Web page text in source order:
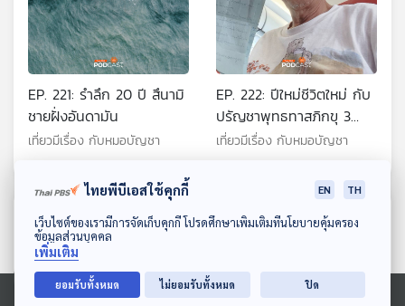
ดาวน์โหลด Thai PBS Podcast Application
EP. 221: รำลึก 20 ปี สึนามิ
ชายฝั่งอันดามัน
เที่ยวมีเรื่อง กับหมอบัญชา
EP. 222: ปีใหม่ชีวิตใหม่ กับ
ปรัญชาพุทธทาสภิกขุ 3
กรอบ 12 เครื่องราง
เที่ยวมีเรื่อง กับหมอบัญชา
ตอนที่เกี่ยวข้อง
ไทยพีบีเอสใช้คุกกี้ EN TH
เว็บไซต์ของเรามีการจัดเก็บคุกกี้ โปรดศึกษาเพิ่มเติมที่นโยบายคุ้มครอง
ข้อมูลส่วนบุคคล
เพิ่มเติม
ยอมรับทั้งหมด ไม่ยอมรับทั้งหมด ปิด